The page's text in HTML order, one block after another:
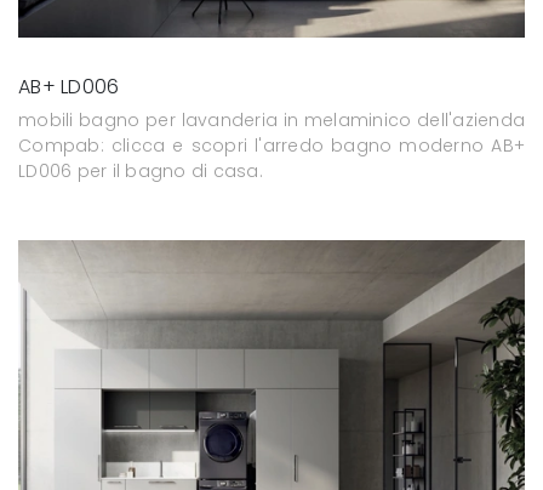
AB+ LD006
mobili bagno per lavanderia in melaminico dell'azienda
Compab: clicca e scopri l'arredo bagno moderno AB+
LD006 per il bagno di casa.